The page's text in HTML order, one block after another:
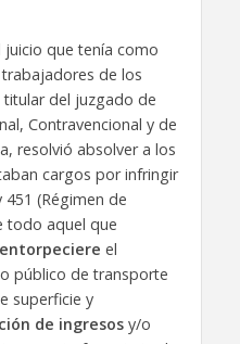
juicio que tenía como
de los
del juzgado de
Contravencional y de
resolvió absolver a los
cargos por infringir
451 (Régimen de
todo aquel que
el
público de transporte
superficie y
de ingresosy/o